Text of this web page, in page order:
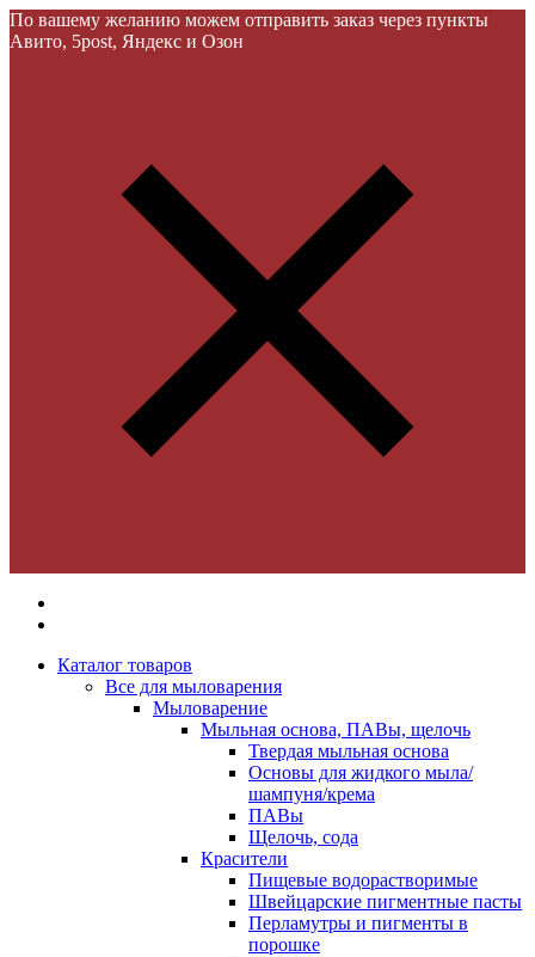
По вашему желанию можем отправить заказ через пункты
Авито, 5post, Яндекс и Озон
Каталог товаров
Все для мыловарения
Мыловарение
Мыльная основа, ПАВы, щелочь
Твердая мыльная основа
Основы для жидкого мыла/
шампуня/крема
ПАВы
Щелочь, сода
Красители
Пищевые водорастворимые
Швейцарские пигментные пасты
Перламутры и пигменты в
порошке